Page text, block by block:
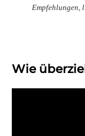
Empfehlungen,
Wie